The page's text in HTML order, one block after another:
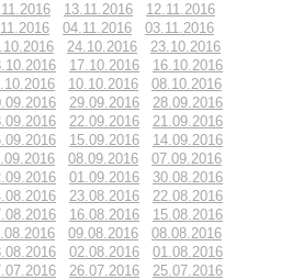
13.11.2016
12.11.2016
04.11.2016
03.11.2016
24.10.2016
23.10.2016
17.10.2016
16.10.2016
10.10.2016
08.10.2016
29.09.2016
28.09.2016
22.09.2016
21.09.2016
15.09.2016
14.09.2016
08.09.2016
07.09.2016
01.09.2016
30.08.2016
23.08.2016
22.08.2016
16.08.2016
15.08.2016
09.08.2016
08.08.2016
02.08.2016
01.08.2016
26.07.2016
25.07.2016